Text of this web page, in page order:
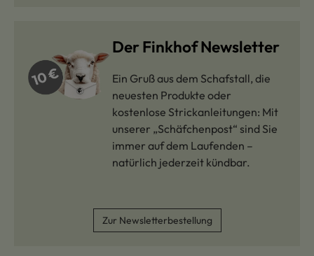
Der Finkhof Newsletter
Ein Gruß aus dem Schafstall, die
neuesten Produkte oder
kostenlose Strickanleitungen: Mit
unserer „Schäfchenpost“ sind Sie
immer auf dem Laufenden –
natürlich jederzeit kündbar.
Zur Newsletterbestellung